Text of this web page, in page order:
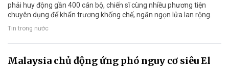
phải huy động gần 400 cán bộ, chiến sĩ cùng nhiều phương tiện
chuyên dụng để khẩn trương khống chế, ngăn ngọn lửa lan rộng.
Tin trong nước
Malaysia chủ động ứng phó nguy cơ siêu El